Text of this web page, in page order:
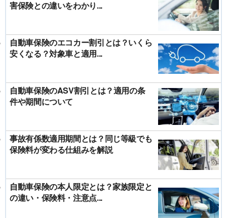
害保険との違いをわかり...
自動車保険のエコカー割引とは？いくら
安くなる？対象車と適用...
自動車保険のASV割引とは？適用の条
件や期間について
事故有係数適用期間とは？同じ等級でも
保険料が変わる仕組みを解説
自動車保険の本人限定とは？家族限定と
の違い・保険料・注意点...